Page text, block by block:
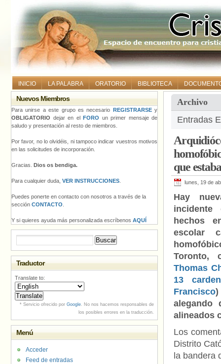
INICIO LA PALABRA ORATORIO BIBLIOTECA
Archivo
Entradas
que
lunes, 19 de
Hay
hechos
escolar
Toronto,
Thomas
13
Francisco
alegando
alineados
Los
Distrito
la bandera
Nuevos Miembros
Para unirse a este grupo es necesario REGISTRARSEy
OBLIGATORIO dejar en el FORO un primer mensaje de
saludo y presentación al resto de miembros.
Por favor, no lo olvidéis, ni tampoco indicar vuestros motivos
en las solicitudes de incorporación.
Gracias. Dios os bendiga.
Para cualquier duda, VER INSTRUCCIONES
Puedes ponerte en contacto con nosotros a través de la
sección CONTACTO
Y si quieres ayuda más personalizada escríbenos AQUÍ
Traductor
Translate to:
* Servicio ofrecido por Google. No nos hacemos responsables de
los posibles errores en la traducción.
Menú
Acceder
Feed de entradas